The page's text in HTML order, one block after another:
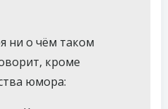
ни о чём таком
кроме
юмора: